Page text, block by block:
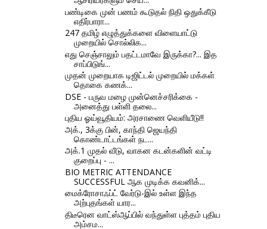
பண்டிகை முன் பணம் கூடுதல் நிதி ஒதுக்கீடு
எதிர்பாரா...
247 தமிழ் எழுத்துக்களை விளையாட்டு
முறையில் சொல்லிக...
எது செஞ்சாலும் பதட்டமாவே இருக்கா?... இத
சாப்பிடுங்...
முதன் முறையாக டிஜிட்டல் முறையில் மக்கள்
தொகை கணக்...
DSE - பருவ மழை முன்னெச்சரிக்கை -
அனைத்து பள்ளி தலை...
புதிய ஓய்வூதியம்: அரசாணை வெளியீடு!!
அக்., 3க்கு பின், காந்தி ஜெயந்தி
கொண்டாட்டங்கள் நட...
அக்.1 முதல் வீடு, வாகன கடன்களின் வட்டி
குறைப்பு - ...
BIO METRIC ATTENDANCE
SUCCESSFUL ஆக முடிக்க கவனிக்...
மைக்ரோசாஃப்ட் வேர்டு-இல் உள்ள இந்த
அற்புதங்கள் யார...
திடீரென வாட்ஸ்ஆப்பில் வந்துள்ள புத்தம் புதிய
அம்சம...